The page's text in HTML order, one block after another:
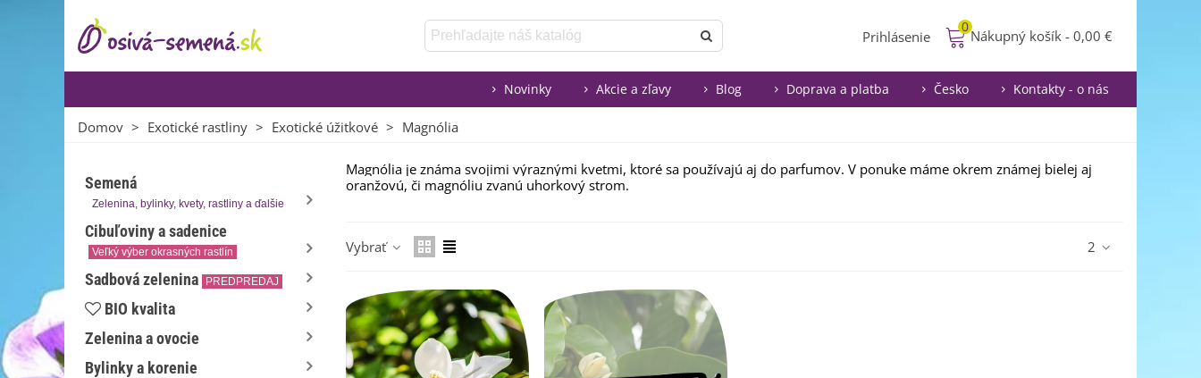
Prihlásenie
0
Nákupný košík - 0,00 €
Novinky Akcie a zľavy Blog Doprava a platba Česko Kontakty - o nás
Domov > Exotické rastliny > Exotické úžitkové > Magnólia
Semená
Zelenina, bylinky, kvety, rastliny a ďalšie
Cibuľoviny a sadenice
Veľký výber okrasných rastlín
Sadbová zelenina PREDPREDAJ
BIO kvalita
Zelenina a ovocie
Bylinky a korenie
Magnólia je známa svojimi výraznými kvetmi, ktoré sa používajú aj do parfumov. V ponuke máme okrem známej bielej aj
oranžovú, či magnóliu zvanú uhorkový strom.
Vybrať
2